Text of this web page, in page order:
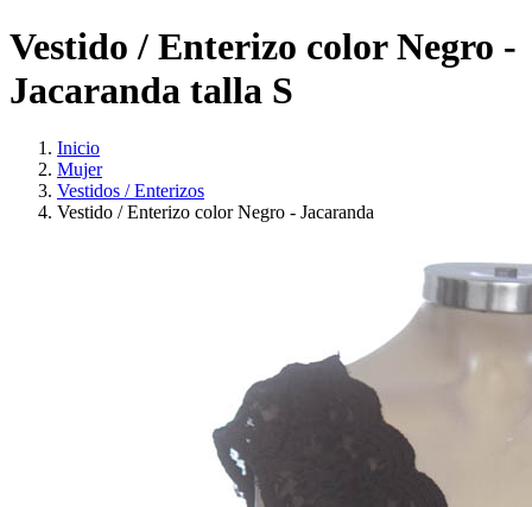
Vestido / Enterizo color Negro -
Jacaranda talla S
Inicio
Mujer
Vestidos / Enterizos
Vestido / Enterizo color Negro - Jacaranda